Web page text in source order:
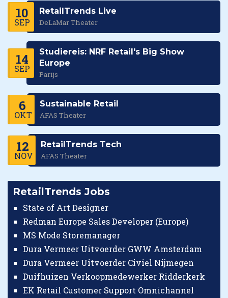
10
SEP
RetailTrends Live
DeLaMar Theater
14
SEP
Studiereis: NRF Retail's Big Show
Europe
Parijs
6
OKT
Sustainable Retail
AFAS Theater
12
NOV
RetailTrends Tech
AFAS Theater
RetailTrends Jobs
State of Art Designer
Redman Europe Sales Developer (Europe)
MS Mode Storemanager
Dura Vermeer Uitvoerder GWW Amsterdam
Dura Vermeer Uitvoerder Civiel Nijmegen
Duifhuizen Verkoopmedewerker Ridderkerk
EK Retail Customer Support Omnichannel